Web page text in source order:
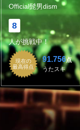
Official髭男dism
8
人が挑戦中！
現在の
最高得点
91.756点
うたスキ